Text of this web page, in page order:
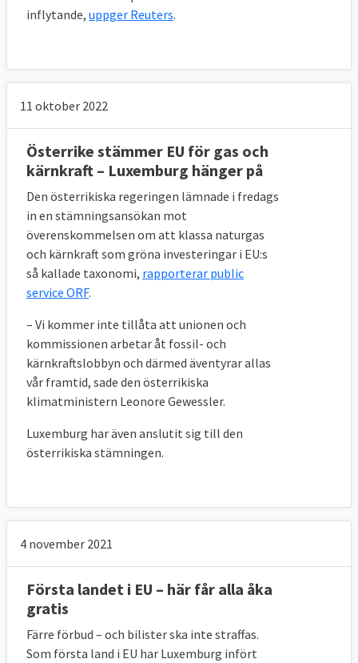
inflytande, uppger Reuters.
11 oktober 2022
Österrike stämmer EU för gas och
kärnkraft – Luxemburg hänger på
Den österrikiska regeringen lämnade i fredags
in en stämningsansökan mot
överenskommelsen om att klassa naturgas
och kärnkraft som gröna investeringar i EU:s
så kallade taxonomi, rapporterar public
service ORF.
– Vi kommer inte tillåta att unionen och
kommissionen arbetar åt fossil- och
kärnkraftslobbyn och därmed äventyrar allas
vår framtid, sade den österrikiska
klimatministern Leonore Gewessler.
Luxemburg har även anslutit sig till den
österrikiska stämningen.
4 november 2021
Första landet i EU – här får alla åka
gratis
Färre förbud – och bilister ska inte straffas.
Som första land i EU har Luxemburg infört